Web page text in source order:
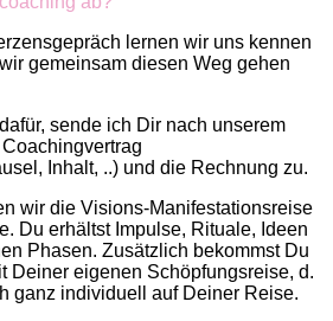
lernen wir uns kennen
gemeinsam diesen Weg gehen
sende ich Dir nach unserem
Inhalt, ..) und die Rechnung zu.
wir die Visions-Manifestationsreise
Du erhältst Impulse, Rituale, Ideen
Phasen. Zusätzlich bekommst Du
Deiner eigenen Schöpfungsreise, d.
ganz individuell auf Deiner Reise.